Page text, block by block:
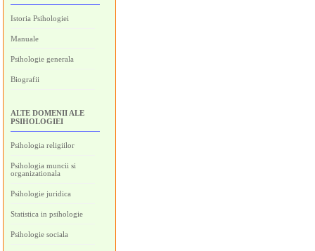
Istoria Psihologiei
Manuale
Psihologie generala
Biografii
ALTE DOMENII ALE
PSIHOLOGIEI
Psihologia religiilor
Psihologia muncii si
organizationala
Psihologie juridica
Statistica in psihologie
Psihologie sociala